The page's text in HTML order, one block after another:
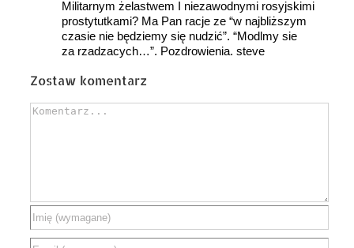
Militarnym żelastwem I niezawodnymi rosyjskimi
prostytutkami? Ma Pan racje ze “w najbliższym
czasie nie będziemy się nudzić”. “Modlmy sie
za rzadzacych…”. Pozdrowienia. steve
Zostaw komentarz
Comment